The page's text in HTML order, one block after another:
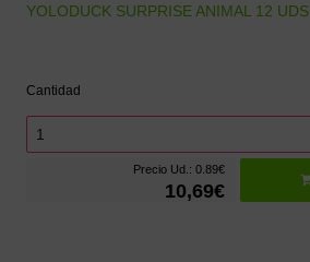
YOLODUCK SURPRISE ANIMAL 12 UDS
Cantidad
Precio Ud.: 0.89€
10,69€